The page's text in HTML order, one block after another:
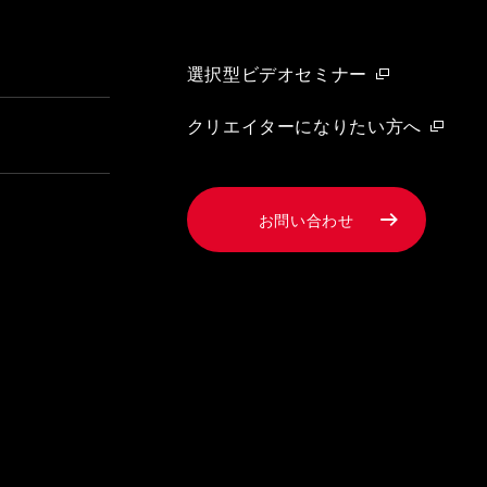
選択型ビデオセミナー
クリエイターになりたい方へ
お問い合わせ